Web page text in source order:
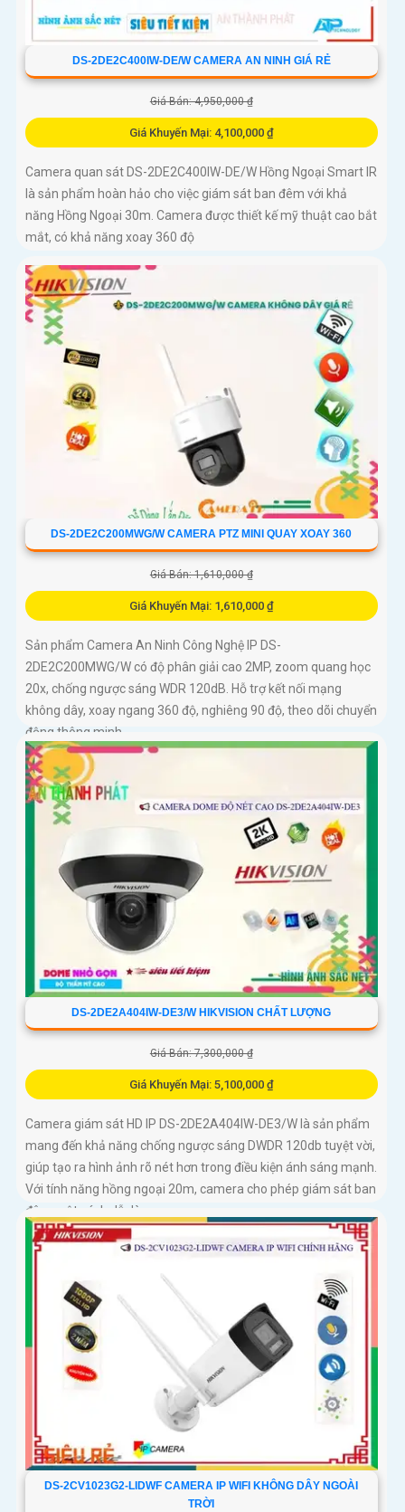
DS-2DE2C400IW-DE/W CAMERA AN NINH GIÁ RẺ
Giá Bán: 4,950,000 ₫
Giá Khuyến Mại: 4,100,000 ₫
Camera quan sát DS-2DE2C400IW-DE/W Hồng Ngoại Smart IR
là sản phẩm hoàn hảo cho việc giám sát ban đêm với khả
năng Hồng Ngoại 30m. Camera được thiết kế mỹ thuật cao bắt
mắt, có khả năng xoay 360 độ
DS-2DE2C200MWG/W CAMERA PTZ MINI QUAY XOAY 360
Giá Bán: 1,610,000 ₫
Giá Khuyến Mại: 1,610,000 ₫
Sản phẩm Camera An Ninh Công Nghệ IP DS-
2DE2C200MWG/W có độ phân giải cao 2MP, zoom quang học
20x, chống ngược sáng WDR 120dB. Hỗ trợ kết nối mạng
không dây, xoay ngang 360 độ, nghiêng 90 độ, theo dõi chuyển
động thông minh
DS-2DE2A404IW-DE3/W HIKVISION CHẤT LƯỢNG
Giá Bán: 7,300,000 ₫
Giá Khuyến Mại: 5,100,000 ₫
Camera giám sát HD IP DS-2DE2A404IW-DE3/W là sản phẩm
mang đến khả năng chống ngược sáng DWDR 120db tuyệt vời,
giúp tạo ra hình ảnh rõ nét hơn trong điều kiện ánh sáng mạnh.
Với tính năng hồng ngoại 20m, camera cho phép giám sát ban
đêm một cách dễ dàng
DS-2CV1023G2-LIDWF CAMERA IP WIFI KHÔNG DÂY NGOÀI
TRỜI